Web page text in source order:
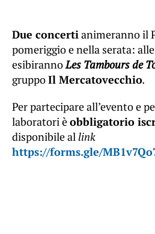
Due concertianimeranno il
pomeriggio e nella serata: alle
esibirannoLes Tambours de
gruppoIl Mercatovecchio.
Per partecipare all’evento e
laboratori èobbligatorio
disponibile al link
https://forms.gle/